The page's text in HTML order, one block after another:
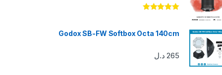
Godox SB-FW Softbox Octa 140cm
265 د.ل